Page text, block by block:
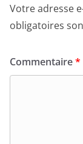
Votre adresse
obligatoires
Commentaire*